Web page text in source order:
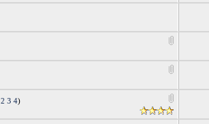
2 3 4)